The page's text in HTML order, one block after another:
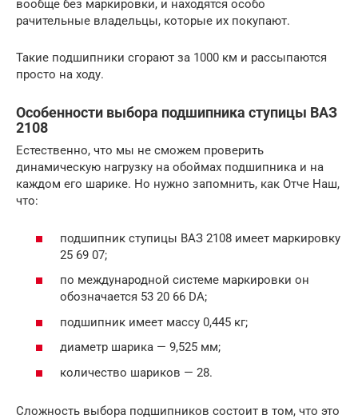
вообще без маркировки, и находятся особо
рачительные владельцы, которые их покупают.
Такие подшипники сгорают за 1000 км и рассыпаются
просто на ходу.
Особенности выбора подшипника ступицы ВАЗ
2108
Естественно, что мы не сможем проверить
динамическую нагрузку на обоймах подшипника и на
каждом его шарике. Но нужно запомнить, как Отче Наш,
что:
подшипник ступицы ВАЗ 2108 имеет маркировку
25 69 07;
по международной системе маркировки он
обозначается 53 20 66 DA;
подшипник имеет массу 0,445 кг;
диаметр шарика — 9,525 мм;
количество шариков — 28.
Сложность выбора подшипников состоит в том, что это